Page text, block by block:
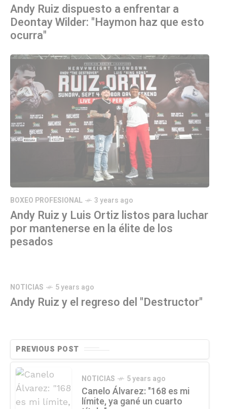
Andy Ruiz dispuesto a enfrentar a
Deontay Wilder: "Haymon haz que esto
ocurra"
BOXEO PROFESIONAL 3 years ago
Andy Ruiz y Luis Ortiz listos para luchar
por mantenerse en la élite de los
pesados
NOTICIAS 5 years ago
Andy Ruiz y el regreso del "Destructor"
PREVIOUS POST
NOTICIAS 5 years ago
Canelo Álvarez: "168 es mi
límite, ya gané un cuarto